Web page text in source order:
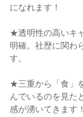
になれます！
★透明性の高いキ
明確。社歴に関わ
す。
★三重から「食」
んでいるのを見た
感が湧いてきます！